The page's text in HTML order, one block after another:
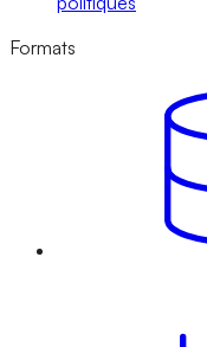
Formats